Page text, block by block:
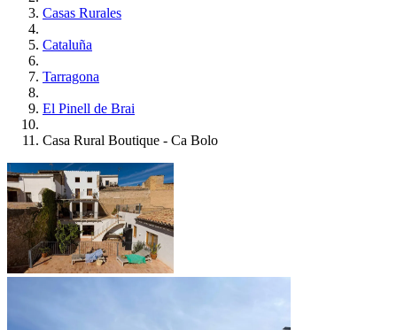
Casas Rurales
Cataluña
Tarragona
El Pinell de Brai
Casa Rural Boutique - Ca Bolo